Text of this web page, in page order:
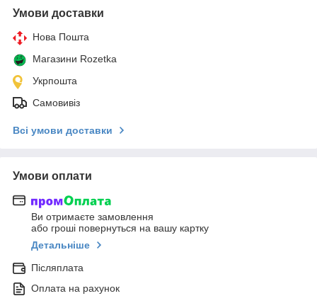
Умови доставки
Нова Пошта
Магазини Rozetka
Укрпошта
Самовивіз
Всі умови доставки
Умови оплати
Ви отримаєте замовлення
або гроші повернуться на вашу картку
Детальніше
Післяплата
Оплата на рахунок